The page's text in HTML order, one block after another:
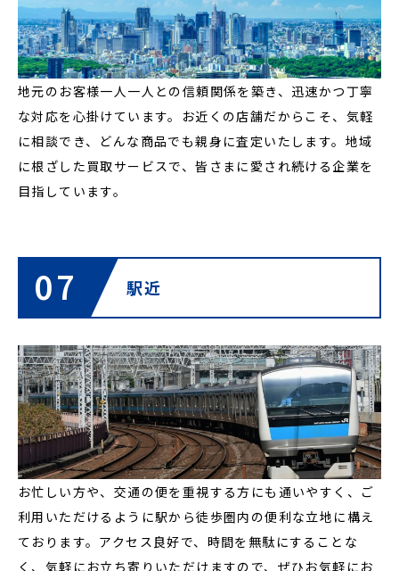
地元のお客様一人一人との信頼関係を築き、迅速かつ丁寧
な対応を心掛けています。お近くの店舗だからこそ、気軽
に相談でき、どんな商品でも親身に査定いたします。地域
に根ざした買取サービスで、皆さまに愛され続ける企業を
目指しています。
07 駅近
お忙しい方や、交通の便を重視する方にも通いやすく、ご
利用いただけるように駅から徒歩圏内の便利な立地に構え
ております。アクセス良好で、時間を無駄にすることな
く、気軽にお立ち寄りいただけますので、ぜひお気軽にお